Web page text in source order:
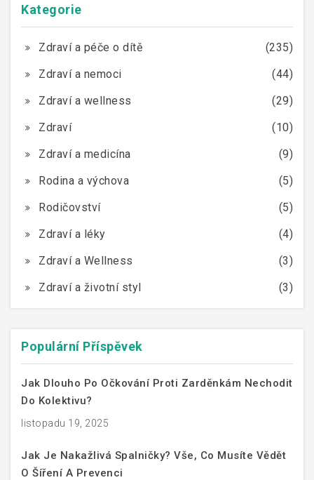
Kategorie
Zdraví a péče o dítě
(235)
Zdraví a nemoci
(44)
Zdraví a wellness
(29)
Zdraví
(10)
Zdraví a medicína
(9)
Rodina a výchova
(5)
Rodičovství
(5)
Zdraví a léky
(4)
Zdraví a Wellness
(3)
Zdraví a životní styl
(3)
Populární Příspěvek
Jak Dlouho Po Očkování Proti Zarděnkám Nechodit
Do Kolektivu?
listopadu 19, 2025
Jak Je Nakažlivá Spalničky? Vše, Co Musíte Vědět
O Šíření A Prevenci